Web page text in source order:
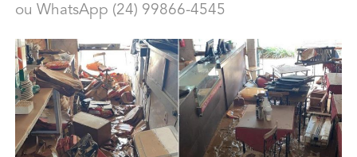
ou WhatsApp (24) 99866-4545